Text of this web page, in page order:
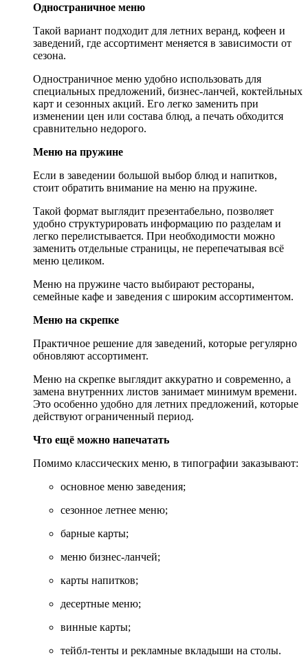
Одностраничное меню
Такой вариант подходит для летних веранд, кофеен и
заведений, где ассортимент меняется в зависимости от
сезона.
Одностраничное меню удобно использовать для
специальных предложений, бизнес-ланчей, коктейльных
карт и сезонных акций. Его легко заменить при
изменении цен или состава блюд, а печать обходится
сравнительно недорого.
Меню на пружине
Если в заведении большой выбор блюд и напитков,
стоит обратить внимание на меню на пружине.
Такой формат выглядит презентабельно, позволяет
удобно структурировать информацию по разделам и
легко перелистывается. При необходимости можно
заменить отдельные страницы, не перепечатывая всё
меню целиком.
Меню на пружине часто выбирают рестораны,
семейные кафе и заведения с широким ассортиментом.
Меню на скрепке
Практичное решение для заведений, которые регулярно
обновляют ассортимент.
Меню на скрепке выглядит аккуратно и современно, а
замена внутренних листов занимает минимум времени.
Это особенно удобно для летних предложений, которые
действуют ограниченный период.
Что ещё можно напечатать
Помимо классических меню, в типографии заказывают:
основное меню заведения;
сезонное летнее меню;
барные карты;
меню бизнес-ланчей;
карты напитков;
десертные меню;
винные карты;
тейбл-тенты и рекламные вкладыши на столы.